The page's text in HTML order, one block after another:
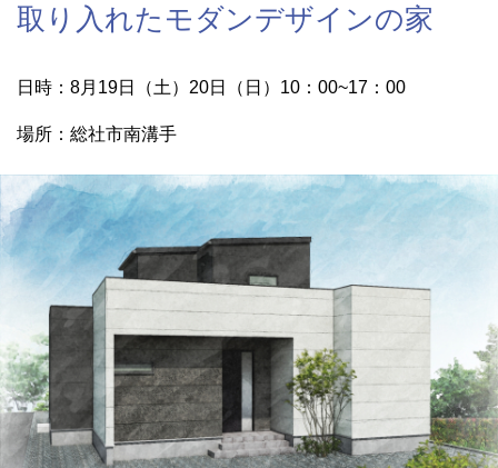
取り入れたモダンデザインの家
日時：8月19日（土）20日（日）10：00~17：00
場所：総社市南溝手